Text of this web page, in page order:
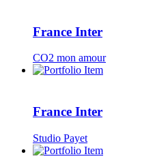
France Inter
CO2 mon amour
France Inter
Studio Payet